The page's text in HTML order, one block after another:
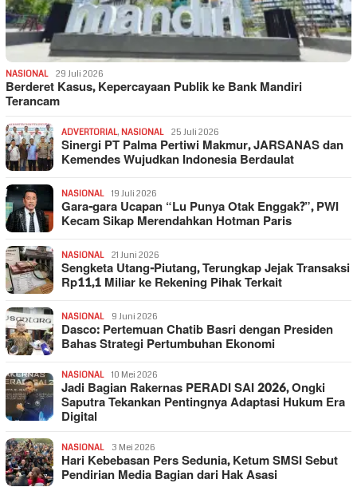
NASIONAL 29 Juli 2026
Berderet Kasus, Kepercayaan Publik ke Bank Mandiri
Terancam
ADVERTORIAL, NASIONAL 25 Juli 2026
Sinergi PT Palma Pertiwi Makmur, JARSANAS dan
Kemendes Wujudkan Indonesia Berdaulat
NASIONAL 19 Juli 2026
Gara-gara Ucapan “Lu Punya Otak Enggak?”, PWI
Kecam Sikap Merendahkan Hotman Paris
NASIONAL 21 Juni 2026
Sengketa Utang-Piutang, Terungkap Jejak Transaksi
Rp11,1 Miliar ke Rekening Pihak Terkait
NASIONAL 9 Juni 2026
Dasco: Pertemuan Chatib Basri dengan Presiden
Bahas Strategi Pertumbuhan Ekonomi
NASIONAL 10 Mei 2026
Jadi Bagian Rakernas PERADI SAI 2026, Ongki
Saputra Tekankan Pentingnya Adaptasi Hukum Era
Digital
NASIONAL 3 Mei 2026
Hari Kebebasan Pers Sedunia, Ketum SMSI Sebut
Pendirian Media Bagian dari Hak Asasi